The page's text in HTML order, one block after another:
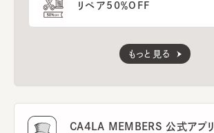
リペア50％OFF
もっと見る
CA4LA MEMBERS 公式アプリ